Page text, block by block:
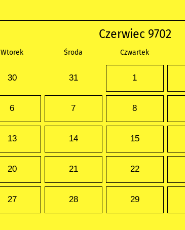
Czerwiec 9702
Wtorek Środa Czwartek
30 31 1
6 7 8
13 14 15
20 21 22
27 28 29